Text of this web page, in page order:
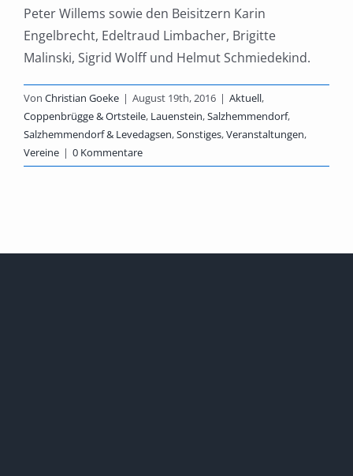
Peter Willems sowie den Beisitzern Karin
Engelbrecht, Edeltraud Limbacher, Brigitte
Malinski, Sigrid Wolff und Helmut Schmiedekind.
Von Christian Goeke | August 19th, 2016 | Aktuell,
Coppenbrügge & Ortsteile, Lauenstein,Salzhemmendorf,
Salzhemmendorf & Levedagsen,Sonstiges,Veranstaltungen,
Vereine | 0 Kommentare